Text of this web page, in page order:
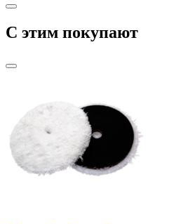
C этим покупают